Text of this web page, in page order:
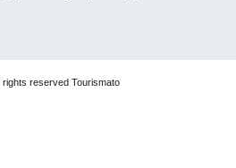
rights reserved Tourismato